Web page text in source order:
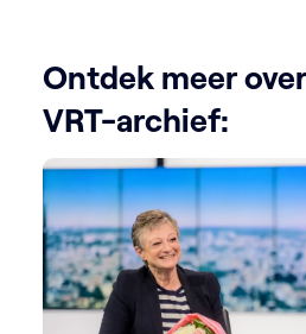
Ontdek meer
VRT-archief: